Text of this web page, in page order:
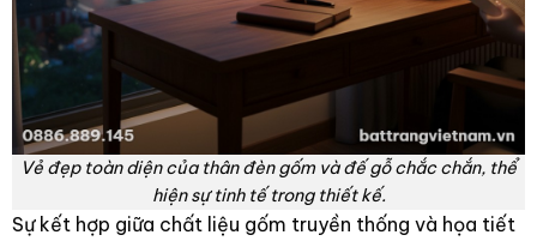
Vẻ đẹp toàn diện của thân đèn gốm và đế gỗ chắc chắn, thể
hiện sự tinh tế trong thiết kế.
Sự kết hợp giữa chất liệu gốm truyền thống và họa tiết